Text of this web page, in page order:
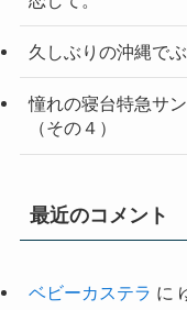
久しぶりの沖縄で
憧れの寝台特急サ
（その４）
最近のコメント
ベビーカステラ に